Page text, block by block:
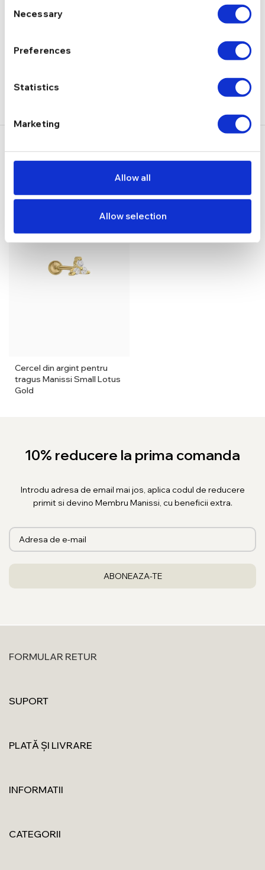
Selection
Necessary
Preferences
Statistics
Marketing
Allow all
Allow selection
DESCRIERE
S-ar putea să-ți placă și…
Cercel din argint pentru
tragus Manissi Small Lotus
Gold
10% reducere la prima comanda
Introdu adresa de email mai jos, aplica codul de reducere
primit si devino Membru Manissi, cu beneficii extra.
FORMULAR RETUR
SUPORT
PLATĂ ȘI LIVRARE
INFORMATII
CATEGORII